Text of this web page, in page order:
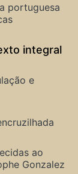
portuguesa
integral
e
ao
Gonzalez